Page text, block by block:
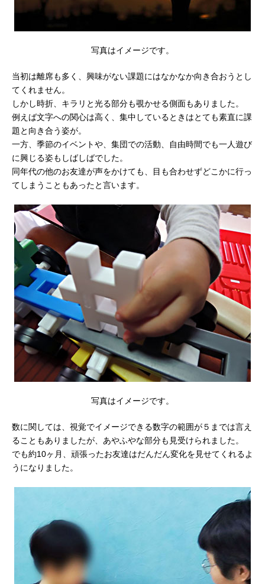
写真はイメージです。
当初は離席も多く、興味がない課題にはなかなか向き合おうとし
てくれません。
しかし時折、キラリと光る部分も覗かせる側面もありました。
例えば文字への関心は高く、集中しているときはとても素直に課
題と向き合う姿が。
一方、季節のイベントや、集団での活動、自由時間でも一人遊び
に興じる姿もしばしばでした。
同年代の他のお友達が声をかけても、目も合わせずどこかに行っ
てしまうこともあったと言います。
写真はイメージです。
数に関しては、視覚でイメージできる数字の範囲が５までは言え
ることもありましたが、あやふやな部分も見受けられました。
でも約10ヶ月、頑張ったお友達はだんだん変化を見せてくれるよ
うになりました。